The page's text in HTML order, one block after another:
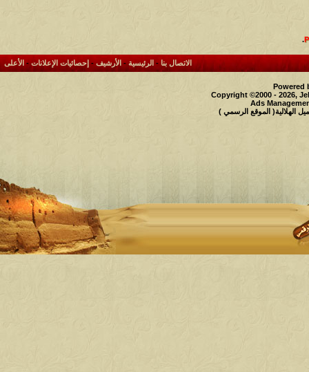
.
الاتصال بنا- الرئيسية-الأرشيف- إحصائيات الإعلانات- الأعلى
Powered
Copyright ©2000 - 2026,
Ads
الهلالية( الموقع الرسمي )